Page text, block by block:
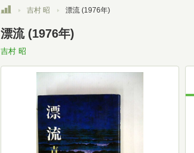
トップ吉村 昭 漂流 (1976年)
漂流 (1976年)
吉村 昭